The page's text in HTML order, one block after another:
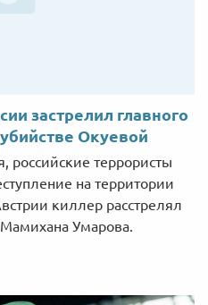
застрелил главного
Окуевой
российские террористы
на территории
киллер расстрелял
Умарова.